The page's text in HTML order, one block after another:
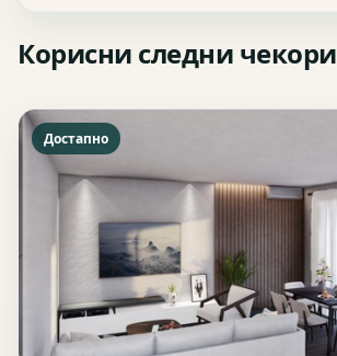
Корисни следни чекори
Достапно